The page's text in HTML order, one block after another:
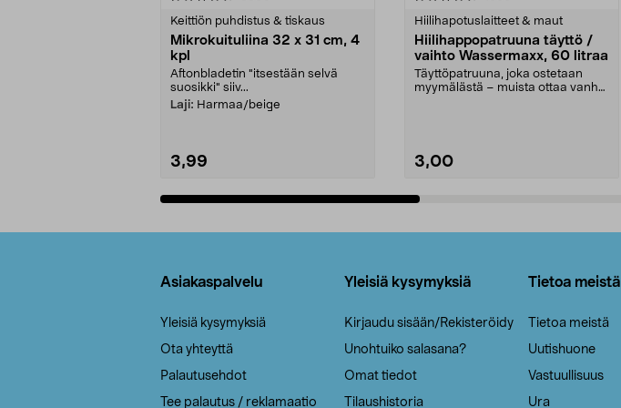
Keittiön puhdistus & tiskaus
Mikrokuituliina 32 x 31 cm, 4
kpl
Aftonbladetin "itsestään selvä
suosikki" siiv...
Laji: Harmaa/beige
3,99
Hiilihapotuslaitteet & maut
Hiilihappopatruuna täyttö /
vaihto Wassermaxx, 60 litraa
Täyttöpatruuna, joka ostetaan
myymälästä – muista ottaa vanha
3,00
Asiakaspalvelu
Yleisiä kysymyksiä
Ota yhteyttä
Palautusehdot
Tee palautus / reklamaatio
Yleisiä kysymyksiä
Kirjaudu sisään/Rekisteröidy
Unohtuiko salasana?
Omat tiedot
Tilaushistoria
Tietoa meistä
Tietoa meistä
Uutishuone
Vastuullisuus
Ura